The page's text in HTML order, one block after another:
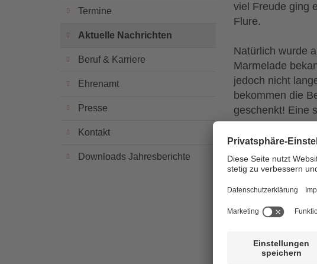
Termine
Aktuelle Nachrichten
Beruf & Karriere
Ehrenamt
Presse
Kontakt
Downloads Jahresberichte
viel Freude ging
Flure.
Natürlich wurde
Marmelade
jedoch nicht
bekommen die
geschenkt! Eine
Hier geht es zur
uns?
Oder an einer
Dann machen